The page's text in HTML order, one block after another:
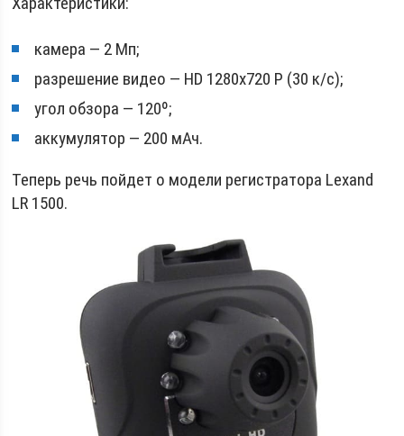
камера — 2 Мп;
разрешение видео — HD 1280х720 P (30 к/с);
угол обзора — 120º;
аккумулятор — 200 мАч.
Теперь речь пойдет о модели регистратора Lexand
LR 1500.